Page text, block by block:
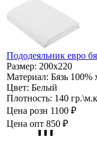
Пододеяльник евро
Размер: 200х220
Материал: Бязь 100%
Цвет: Белый
Плотность: 140
Цена розн 1100 ₽
Цена опт 850 ₽